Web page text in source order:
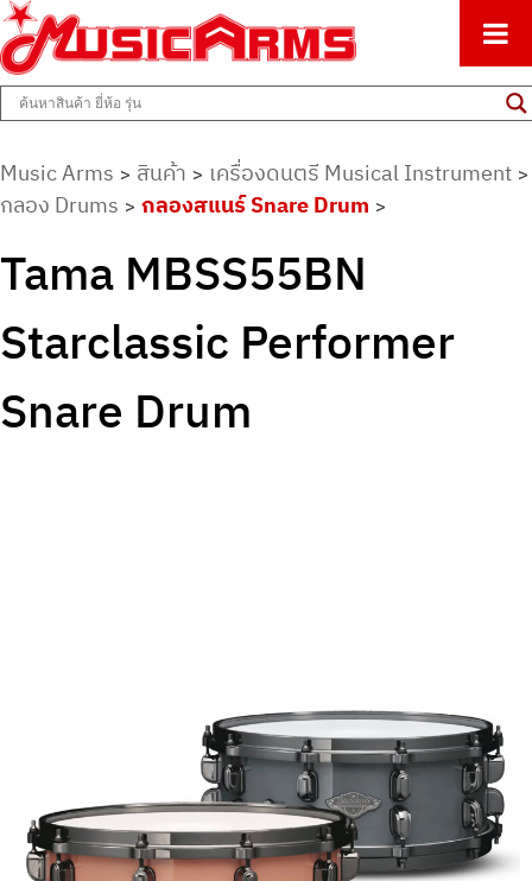
Music Arms
ศูนย์รวมครื่องดนตรีทุกชนิด ตั้งแต่เริ่มต้นถึงมืออาชีพ
Music Arms > สินค้า > เครื่องดนตรี Musical Instrument >
กลอง Drums > กลองสแนร์ Snare Drum >
Tama MBSS55BN
Starclassic Performer
Snare Drum